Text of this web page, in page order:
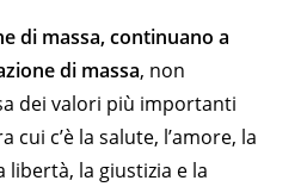
di massa, continuano a
di massa, non
dei valori più importanti
c’è la salute, l’amore, la
libertà, la giustizia e la